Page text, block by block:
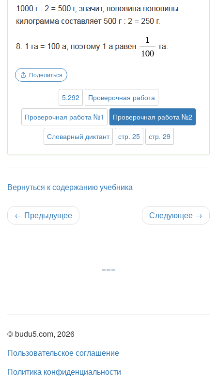
Поделиться
5.292
Проверочная работа
Проверочная работа №1
Проверочная работа №2
Словарный диктант
стр. 25 стр. 29
Вернуться к содержанию учебника
← Предыдущее Следующее →
© budu5.com, 2026
Пользовательское соглашение
Политика конфиденциальности